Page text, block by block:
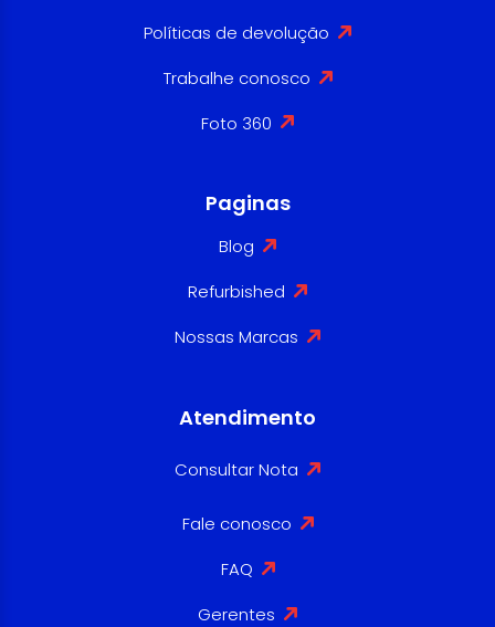
Políticas de devolução
Trabalhe conosco
Foto 360
Paginas
Blog
Refurbished
Nossas Marcas
Atendimento
Consultar Nota
Fale conosco
FAQ
Gerentes